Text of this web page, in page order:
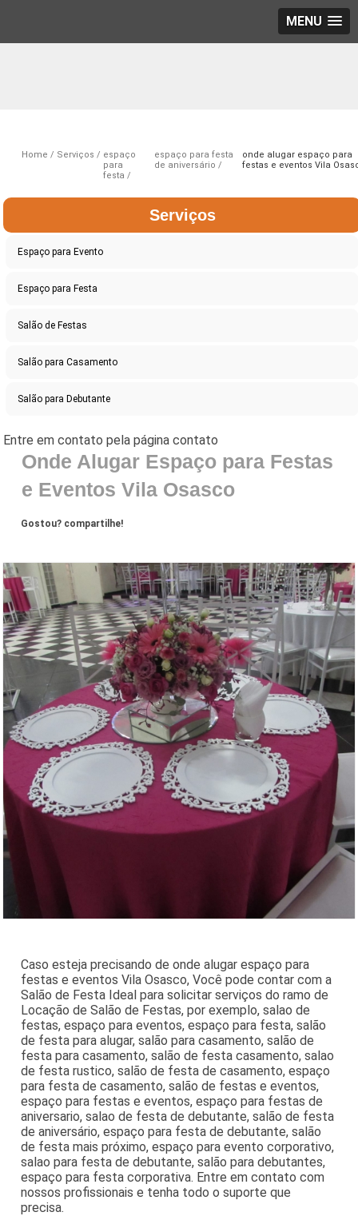
MENU
Home Serviços
espaço
para
festa
espaço para festa
de aniversário
onde alugar espaço para
festas e eventos Vila
Serviços
Espaço para Evento
Espaço para Festa
Salão de Festas
Salão para Casamento
Salão para Debutante
Onde Alugar Espaço para Festas
e Eventos Vila Osasco
Gostou? compartilhe!
Caso esteja precisando de onde alugar espaço para
festas e eventos Vila Osasco, Você pode contar com a
Salão de Festa Ideal para solicitar serviços do ramo de
Locação de Salão de Festas, por exemplo, salao de
festas, espaço para eventos, espaço para festa, salão
de festa para alugar, salão para casamento, salão de
festa para casamento, salão de festa casamento, salao
de festa rustico, salão de festa de casamento, espaço
para festa de casamento, salão de festas e eventos,
espaço para festas e eventos, espaço para festas de
aniversario, salao de festa de debutante, salão de festa
de aniversário, espaço para festa de debutante, salão
de festa mais próximo, espaço para evento corporativo,
salao para festa de debutante, salão para debutantes,
espaço para festa corporativa. Entre em contato com
nossos profissionais e tenha todo o suporte que
precisa.